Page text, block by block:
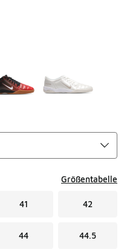
Größentabelle
41 42
44 44.5